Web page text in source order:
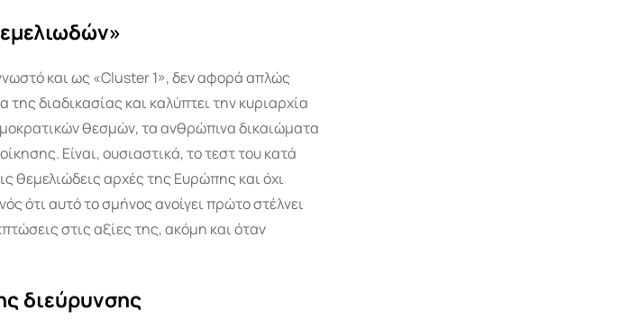
και ως «Cluster 1», δεν αφορά απλώς
διαδικασίας και καλύπτει την κυριαρχία
θεσμών, τα ανθρώπινα δικαιώματα
Είναι, ουσιαστικά, το τεστ του κατά
θεμελιώδεις αρχές της Ευρώπης και όχι
ότι αυτό το σμήνος ανοίγει πρώτο στέλνει
στις αξίες της, ακόμη και όταν
διεύρυνσης